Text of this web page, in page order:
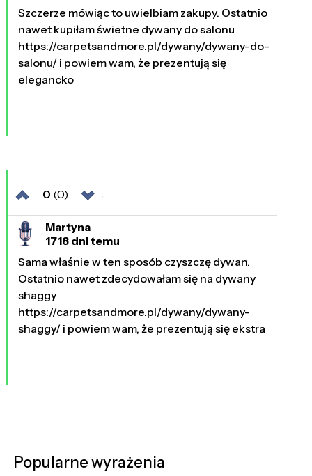
Szczerze mówiąc to uwielbiam zakupy. Ostatnio
nawet kupiłam świetne dywany do salonu
https://carpetsandmore.pl/dywany/dywany-do-
salonu/ i powiem wam, że prezentują się
elegancko
0 (0)
Martyna
1718 dni temu
Sama właśnie w ten sposób czyszczę dywan.
Ostatnio nawet zdecydowałam się na dywany
shaggy
https://carpetsandmore.pl/dywany/dywany-
shaggy/ i powiem wam, że prezentują się ekstra
Popularne wyrażenia